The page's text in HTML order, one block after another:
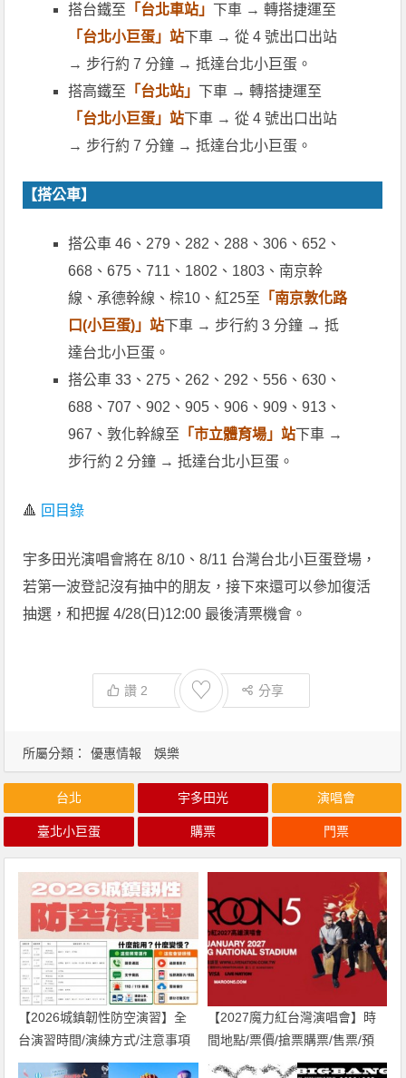
搭台鐵至 「台北車站」 下車 → 轉搭捷運至
「台北小巨蛋」站下車 → 從 4 號出口出站
→ 步行約 7 分鐘 → 抵達台北小巨蛋。
搭高鐵至 「台北站」 下車 → 轉搭捷運至
「台北小巨蛋」站下車 → 從 4 號出口出站
→ 步行約 7 分鐘 → 抵達台北小巨蛋。
【搭公車】
搭公車 46、279、282、288、306、652、
668、675、711、1802、1803、南京幹
線、承德幹線、棕10、紅25至 「南京敦化路
口(小巨蛋)」站下車 → 步行約 3 分鐘 → 抵
達台北小巨蛋。
搭公車 33、275、262、292、556、630、
688、707、902、905、906、909、913、
967、敦化幹線至 「市立體育場」站下車 →
步行約 2 分鐘 → 抵達台北小巨蛋。
🔺 回目錄
宇多田光演唱會將在 8/10、8/11 台灣台北小巨蛋登場，
若第一波登記沒有抽中的朋友，接下來還可以參加復活
抽選，和把握 4/28(日)12:00 最後清票機會。
讚 2 ♡ 分享
所屬分類： 優惠情報 娛樂
台北 宇多田光 演唱會
臺北小巨蛋 購票 門票
【2026城鎮韌性防空演習】全
台演習時間/演練方式/注意事項
一次看！
【2027魔力紅台灣演唱會】時
間地點/票價/搶票購票/售票/預
購，高雄世運登場！